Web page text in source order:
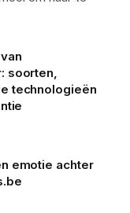
soorten,
technologieën
emotie achter